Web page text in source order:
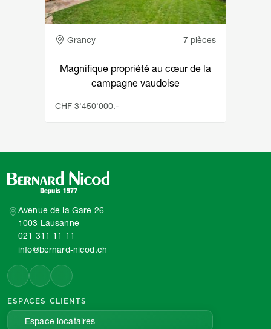
Adresse
Grancy 7 pièces
Magnifique propriété au cœur de la
campagne vaudoise
CHF 3'450'000.-
Avenue de la Gare 26
1003 Lausanne
021 311 11 11
info@bernard-nicod.ch
ESPACES CLIENTS
Espace locataires